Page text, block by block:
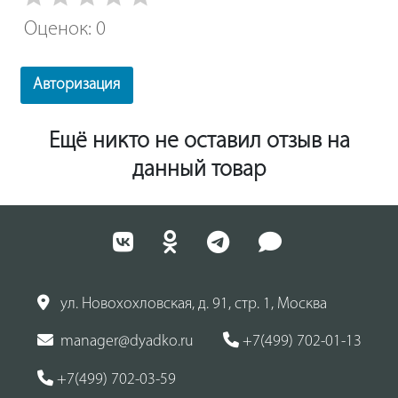
Оценок: 0
Авторизация
Ещё никто не оставил отзыв на
данный товар
ул. Новохохловская, д. 91, стр. 1, Москва
manager@dyadko.ru +7(499) 702-01-13
+7(499) 702-03-59